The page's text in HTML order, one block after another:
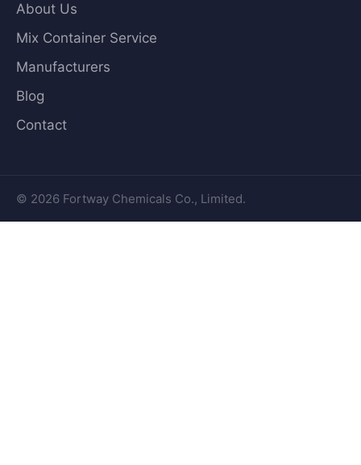
About Us
Mix Container Service
Manufacturers
Blog
Contact
© 2026 Fortway Chemicals Co., Limited.